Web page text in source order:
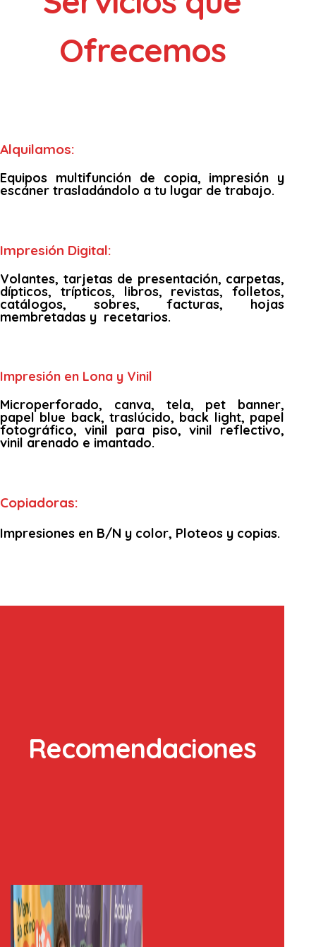
Ofrecemos
Alquilamos:
Equipos multifunción de copia, impresión y
escáner trasladándolo a tu lugar de trabajo.
Impresión Digital:
Volantes, tarjetas de presentación, carpetas,
dípticos, trípticos, libros, revistas, folletos,
catálogos, sobres, facturas, hojas
membretadas y recetarios.
Impresión en Lona y Vinil
Microperforado, canva, tela, pet banner,
papel blue back, traslúcido, back light, papel
fotográfico, vinil para piso, vinil reflectivo,
vinil arenado e imantado.
Copiadoras:
Impresiones en B/N y color, Ploteos y copias.
Recomendaciones